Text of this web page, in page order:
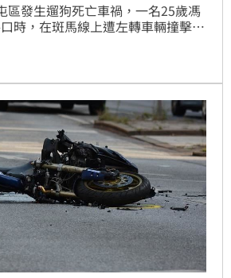
區發生遛狗死亡車禍，一名25歲馮
時，在斑馬線上遭左轉車輛撞擊，
表明願意再賠530萬，但因馮女家
失致死罪判處吳女9月徒刑。